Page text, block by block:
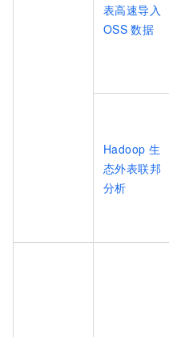
表高速导入
OSS 数据
Hadoop 生
态外表联邦
分析